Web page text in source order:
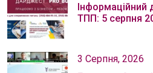
Інформаційний
ТПП: 5 серпня
3 Серпня, 2026